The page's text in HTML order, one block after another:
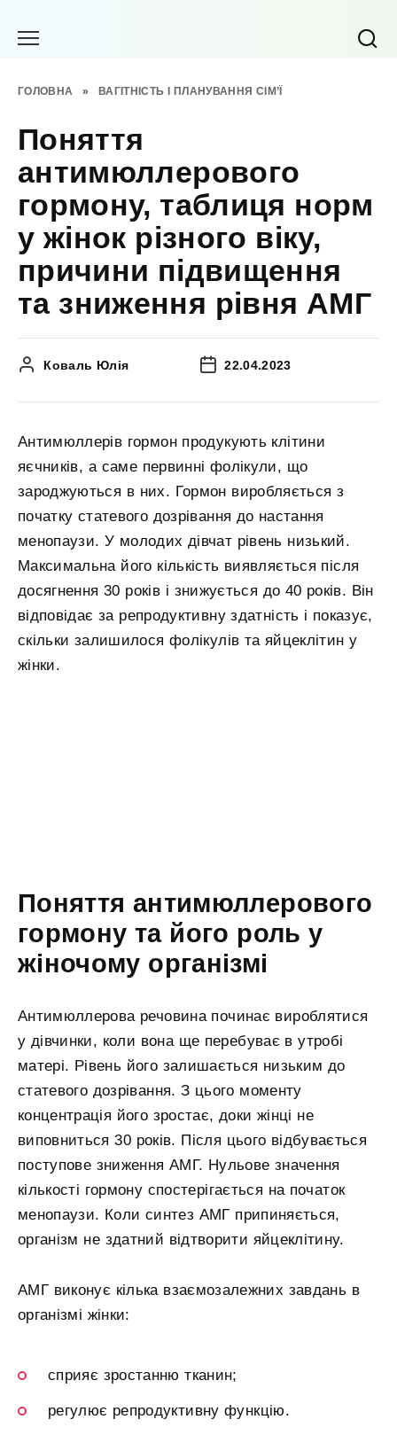
ГОЛОВНА » ВАГІТНІСТЬ І ПЛАНУВАННЯ СІМ’Ї
Поняття
антимюллерового
гормону, таблиця норм
у жінок різного віку,
причини підвищення
та зниження рівня АМГ
Коваль Юлія 22.04.2023
Антимюллерів гормон продукують клітини
яєчників, а саме первинні фолікули, що
зароджуються в них. Гормон виробляється з
початку статевого дозрівання до настання
менопаузи. У молодих дівчат рівень низький.
Максимальна його кількість виявляється після
досягнення 30 років і знижується до 40 років. Він
відповідає за репродуктивну здатність і показує,
скільки залишилося фолікулів та яйцеклітин у
жінки.
Поняття антимюллерового
гормону та його роль у
жіночому організмі
Антимюллерова речовина починає вироблятися
у дівчинки, коли вона ще перебуває в утробі
матері. Рівень його залишається низьким до
статевого дозрівання. З цього моменту
концентрація його зростає, доки жінці не
виповниться 30 років. Після цього відбувається
поступове зниження АМГ. Нульове значення
кількості гормону спостерігається на початок
менопаузи. Коли синтез АМГ припиняється,
організм не здатний відтворити яйцеклітину.
АМГ виконує кілька взаємозалежних завдань в
організмі жінки:
сприяє зростанню тканин;
регулює репродуктивну функцію.